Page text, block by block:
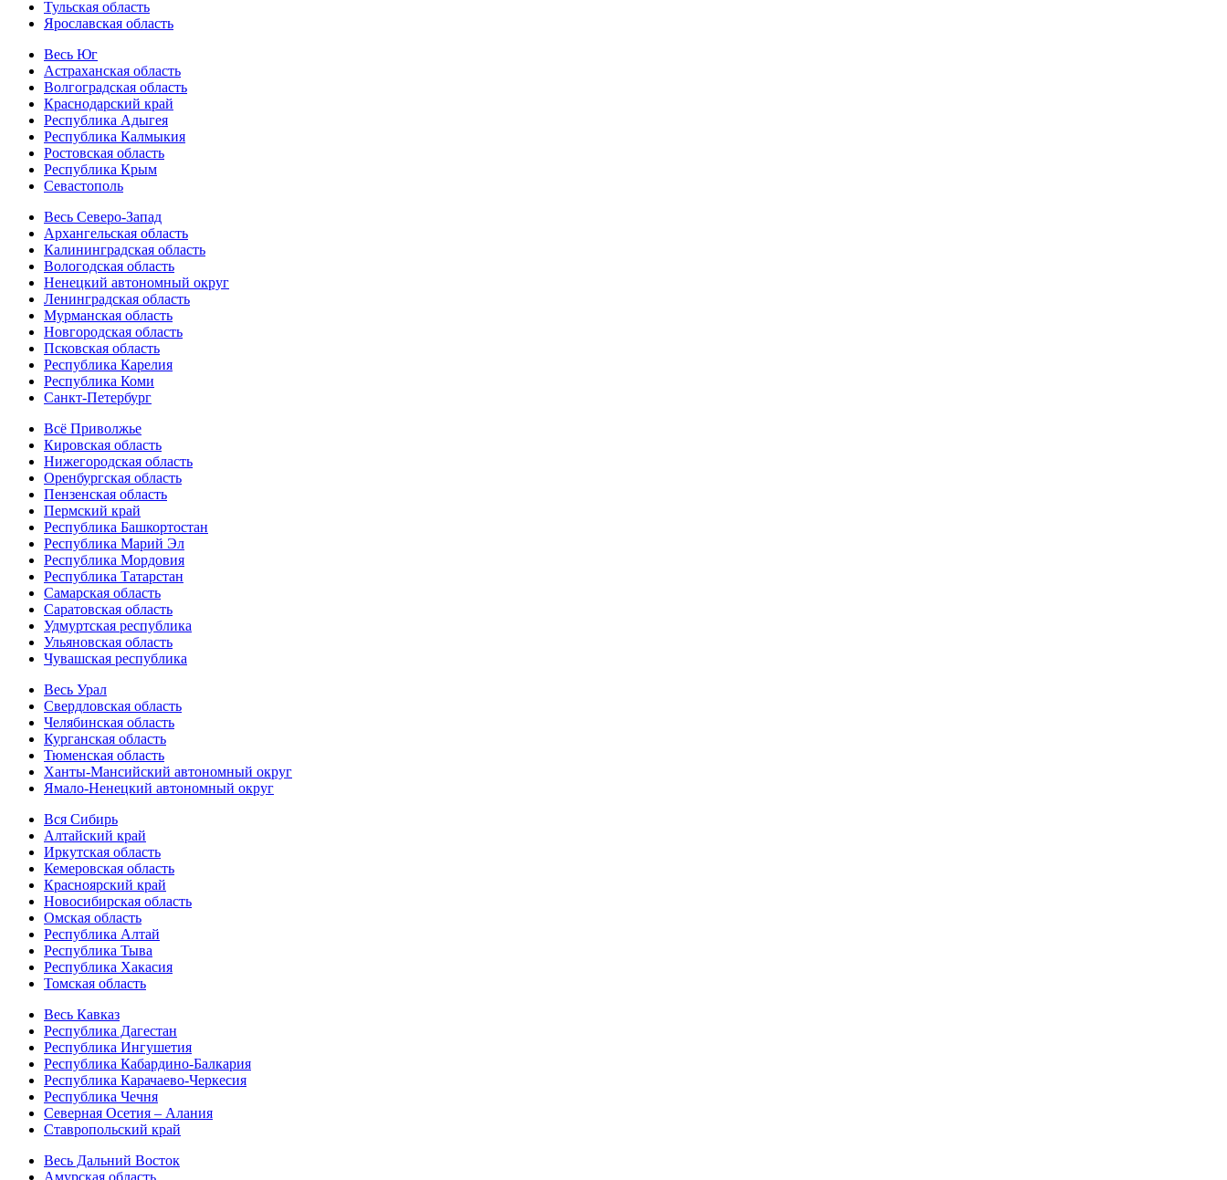
Тульская область
Ярославская область
Весь Юг
Астраханская область
Волгоградская область
Краснодарский край
Республика Адыгея
Республика Калмыкия
Ростовская область
Республика Крым
Севастополь
Весь Северо-Запад
Архангельская область
Калининградская область
Вологодская область
Ненецкий автономный округ
Ленинградская область
Мурманская область
Новгородская область
Псковская область
Республика Карелия
Республика Коми
Санкт-Петербург
Всё Приволжье
Кировская область
Нижегородская область
Оренбургская область
Пензенская область
Пермский край
Республика Башкортостан
Республика Марий Эл
Республика Мордовия
Республика Татарстан
Самарская область
Саратовская область
Удмуртская республика
Ульяновская область
Чувашская республика
Весь Урал
Свердловская область
Челябинская область
Курганская область
Тюменская область
Ханты-Мансийский автономный округ
Ямало-Ненецкий автономный округ
Вся Сибирь
Алтайский край
Иркутская область
Кемеровская область
Красноярский край
Новосибирская область
Омская область
Республика Алтай
Республика Тыва
Республика Хакасия
Томская область
Весь Кавказ
Республика Дагестан
Республика Ингушетия
Республика Кабардино-Балкария
Республика Карачаево-Черкесия
Республика Чечня
Северная Осетия – Алания
Ставропольский край
Весь Дальний Восток
Амурская область